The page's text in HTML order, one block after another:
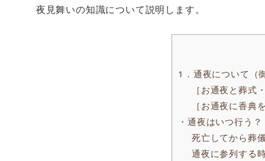
夜見舞いの知識について説明します。
1．通夜について（
［お通夜と葬式
［お通夜に香典
・通夜はいつ行う
死亡してから葬
通夜に参列する